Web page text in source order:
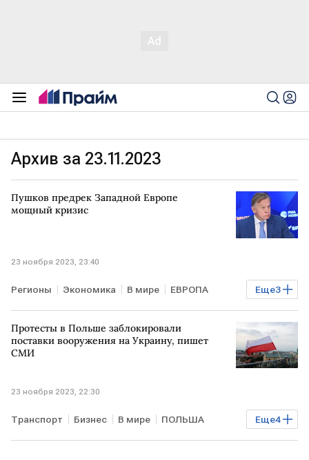
Архив за 23.11.2023
Пушков предрек Западной Европе
мощный кризис
23 ноября 2023, 23:40
Еще3
Регионы Экономика В мире ЕВРОПА
Алексей Пушков Западная Европа кризис
Протесты в Польше заблокировали
поставки вооружения на Украину, пишет
СМИ
23 ноября 2023, 22:30
Еще4
Транспорт Бизнес В мире ПОЛЬША
УКРАИНА поставки граница вооружение